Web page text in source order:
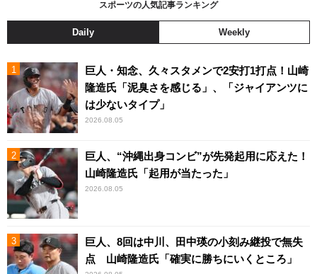
スポーツの人気記事ランキング
Daily Weekly
巨人・知念、久々スタメンで2安打1打点！山崎
隆造氏「泥臭さを感じる」、「ジャイアンツに
は少ないタイプ」
2026.08.05
巨人、“沖縄出身コンビ”が先発起用に応えた！
山崎隆造氏「起用が当たった」
2026.08.05
巨人、8回は中川、田中瑛の小刻み継投で無失
点 山崎隆造氏「確実に勝ちにいくところ」